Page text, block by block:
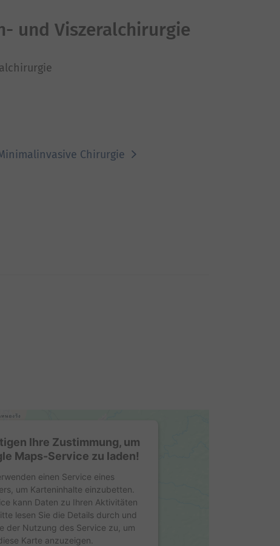
und Viszeralchirurgie
Chirurgie
Ihre Zustimmung, um
Maps-Service zu laden!
einen Service eines
um Karteninhalte einzubetten.
kann Daten zu Ihren Aktivitäten
lesen Sie die Details durch und
der Nutzung des Service zu, um
Karte anzuzeigen.